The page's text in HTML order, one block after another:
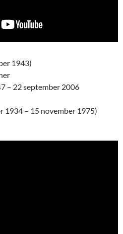
1943)
– 22 september 2006
1934 – 15 november 1975)